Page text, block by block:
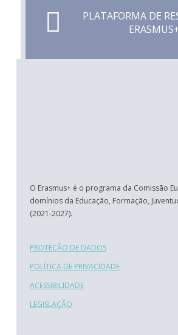
PLATAFORMA DE
O Erasmus+ é o programa da Comissão
domínios da Educação, Formação,
(2021-2027).
PROTEÇÃO DE DADOS
POLÍTICA DE PRIVACIDADE
ACESSIBILIDADE
LEGISLAÇÃO